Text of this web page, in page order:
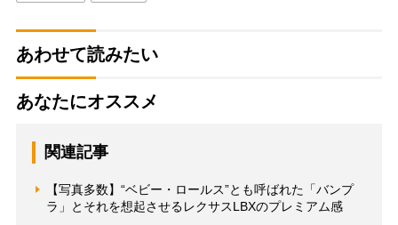
あわせて読みたい
あなたにオススメ
関連記事
【写真多数】“ベビー・ロールス”とも呼ばれた「バンプ
ラ」とそれを想起させるレクサスLBXのプレミアム感